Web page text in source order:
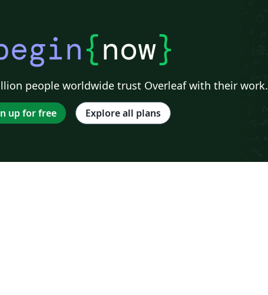
{now}
people worldwide trust Overleaf with their work.
up for free Explore all plans